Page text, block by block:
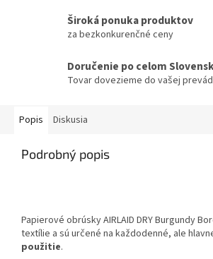
Široká ponuka produktov
za bezkonkurenčné ceny
Doručenie po celom
Tovar dovezieme do vašej
Popis Diskusia
Podrobný popis
Papierové obrúsky AIRLAID DRY Burgundy
textílie a sú určené na každodenné, ale
použitie.